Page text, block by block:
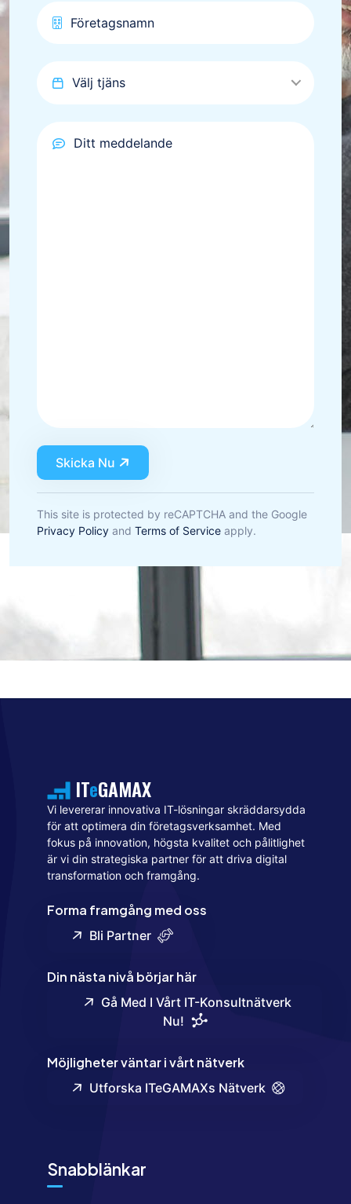
Välj tjäns
Skicka Nu
This site is protected by reCAPTCHA and the Google
Privacy Policy and Terms of Service apply.
ITeGAMAX
Vi levererar innovativa IT-lösningar skräddarsydda
för att optimera din företagsverksamhet. Med
fokus på innovation, högsta kvalitet och pålitlighet
är vi din strategiska partner för att driva digital
transformation och framgång.
Forma framgång med oss
Bli Partner
Din nästa nivå börjar här
Gå Med I Vårt IT-Konsultnätverk
Nu!
Möjligheter väntar i vårt nätverk
Utforska ITeGAMAXs Nätverk
Snabblänkar